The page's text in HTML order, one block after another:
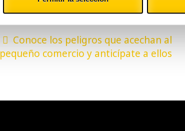
Conoce los peligros que acechan al
pequeño comercio y anticípate a ellos